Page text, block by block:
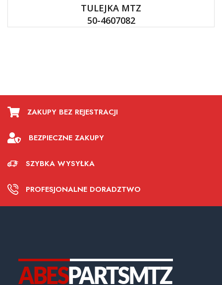
TULEJKA MTZ
50-4607082
ZAKUPY BEZ REJESTRACJI
BEZPIECZNE ZAKUPY
SZYBKA WYSYŁKA
PROFESJONALNE DORADZTWO